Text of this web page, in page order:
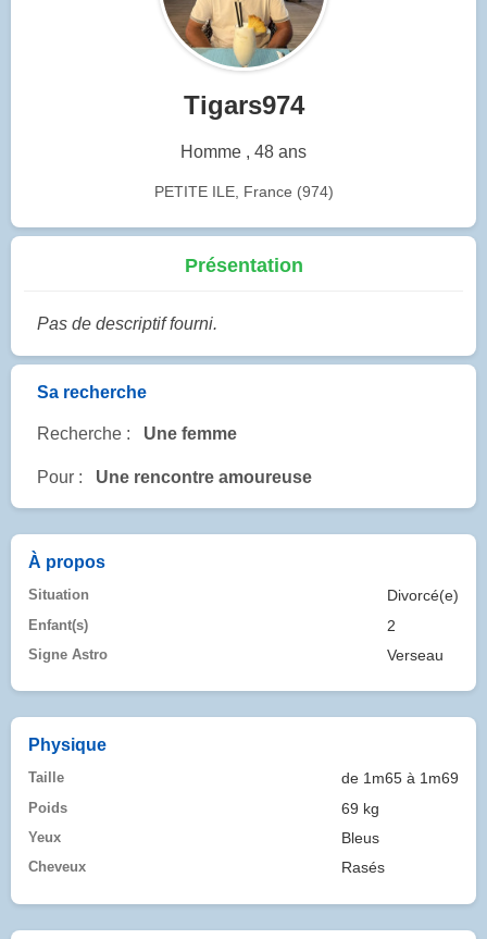
Tigars974
Homme , 48 ans
PETITE ILE, France (974)
Présentation
Pas de descriptif fourni.
Sa recherche
Recherche : Une femme
Pour : Une rencontre amoureuse
À propos
Situation Divorcé(e)
Enfant(s) 2
Signe Astro Verseau
Physique
Taille de 1m65 à 1m69
Poids 69 kg
Yeux Bleus
Cheveux Rasés